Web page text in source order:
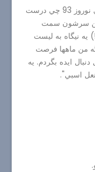
اوايل سال 92 بود كه داشتم فكر ميكردم براي نوروز 93 چي درست
من سرشون سمت
نيگاه به ليست
سال اسبه. ديگه من ماهها فرصت
ايده بگردم. يه
اسبي".